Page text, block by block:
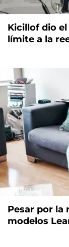
Kicillof dio
límite a la
Pesar por la
modelos